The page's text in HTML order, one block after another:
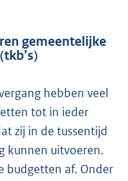
gemeentelijke
hebben veel
tot in ieder
zij in de tussentijd
kunnen uitvoeren.
budgetten af. Onder